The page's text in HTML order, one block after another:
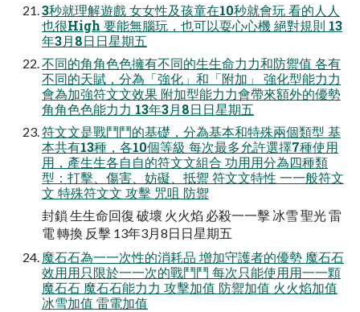
3秒就理解遊戲 ⼥女性及孩童在10秒就會玩 看的⼈人
也很High 要能無腦玩，也可以耍⼼心機 絕對規則 13
年3月8⽇日星期五
不同的⾓角⾊色擁有不同的⽣生命⼒力和防禦值 各有
不同的天賦，分為「強化」和「附加」 強化型能⼒力
會為加強符⽂文效果 附加型能⼒力會帶來額外的優勢
⾓角⾊色能⼒力 13年3月8⽇日星期五
符⽂文是戰⾾鬥的基礎，分為基本和特殊兩個類型 基
本共有13種，各10個等級 每次最多允許選擇7種使⽤
用，產⽣生各⾃自的符⽂文組合 功⽤用分為四種類
型：打擊、傷害、妨礙、抵禦 符⽂文特性 ⼀一般符⽂
文 特殊符⽂文 攻擊 咒咀 防禦
封鎖 ⽣生命回復 破壞 ⽕火焰 必殺⼀一擊 冰雪 聖光 雷
電 轉換 反擊 13年3月8⽇日星期五
魔⽯石為⼀一次性的消耗品 增加守護者的優勢 魔⽯石
效⽤用只限於⼀一次的戰⾾鬥 每次只能使⽤用⼀一顆
魔⽯石 魔⽯石能⼒力 攻擊加值 防禦加值 ⽕火焰加值
冰雪加值 雷電加值